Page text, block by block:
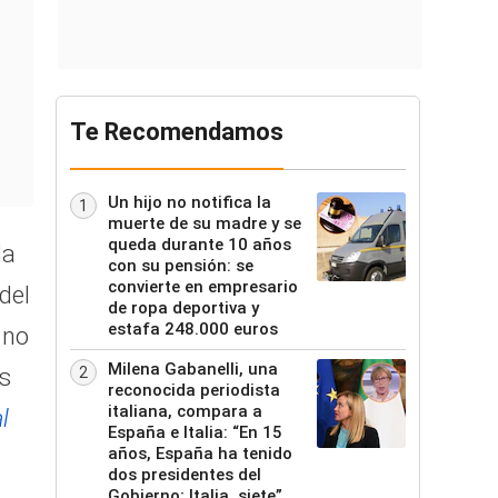
Te Recomendamos
1
Un hijo no notifica la
muerte de su madre y se
queda durante 10 años
con su pensión: se
convierte en empresario
de ropa deportiva y
estafa 248.000 euros
2
Milena Gabanelli, una
reconocida periodista
italiana, compara a
España e Italia: “En 15
años, España ha tenido
dos presidentes del